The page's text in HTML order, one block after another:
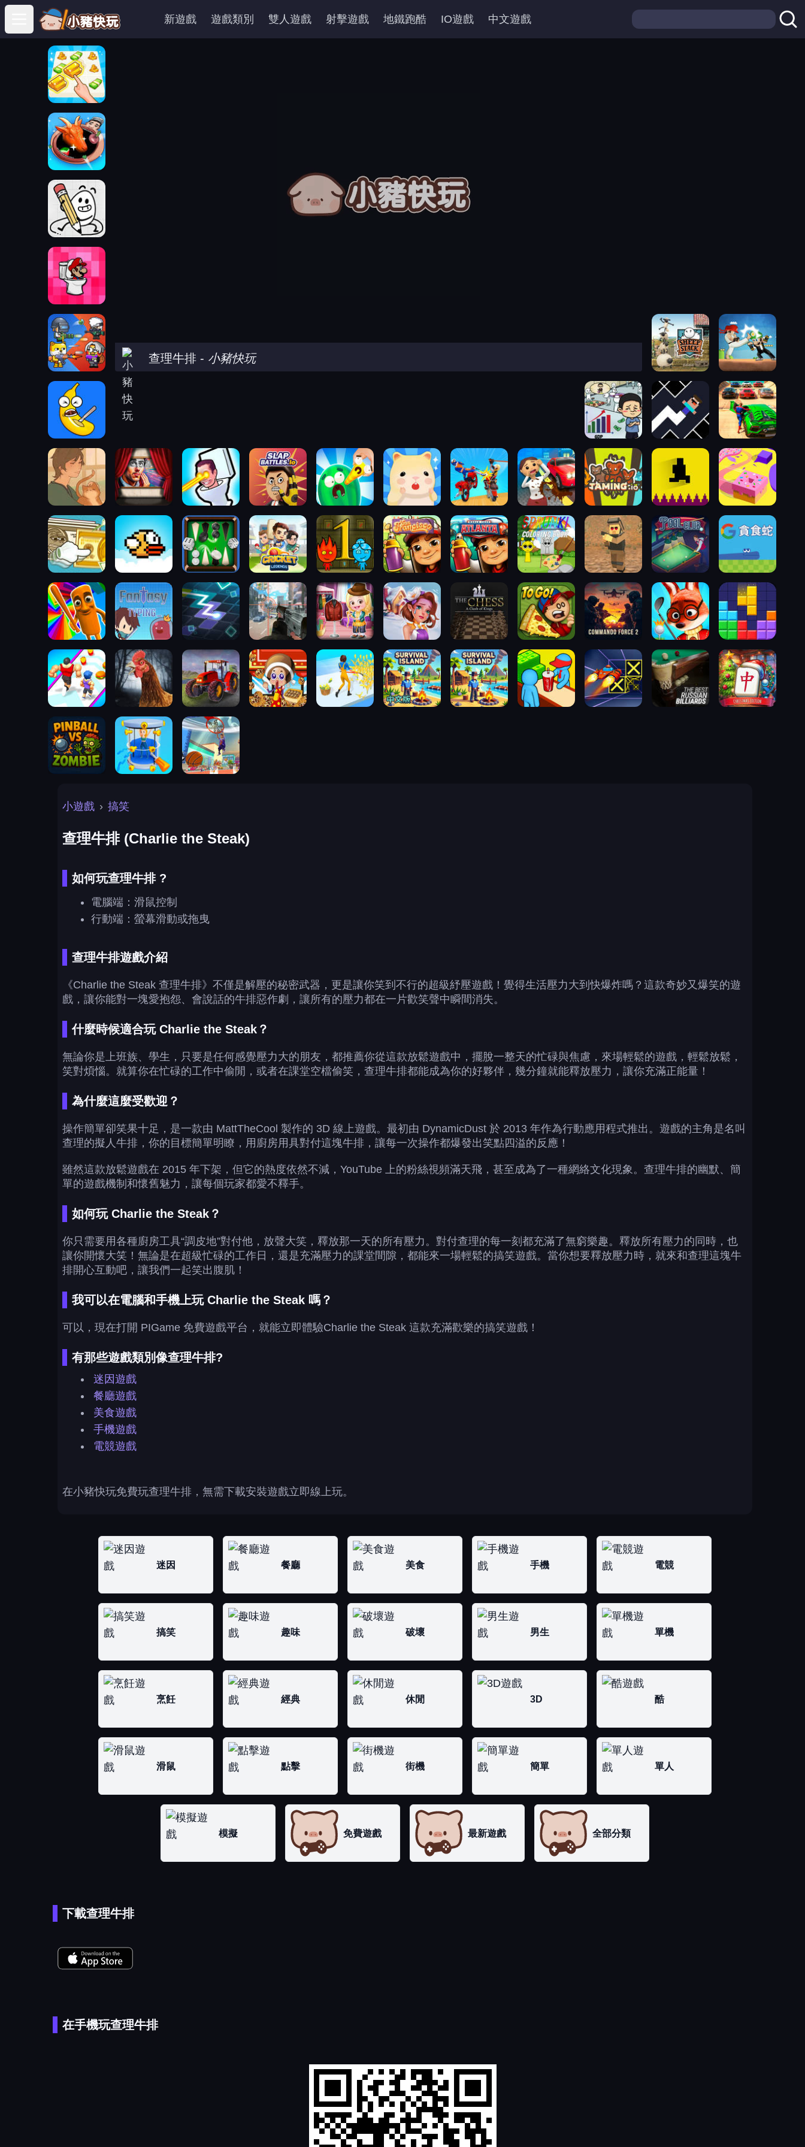
Open main menu
新遊戲 遊戲類別 雙人遊戲 射擊遊戲 地鐵跑酷 IO遊戲 中文遊戲
查理牛排 - 小豬快玩
小遊戲 › 搞笑
查理牛排 (Charlie the Steak)
如何玩查理牛排 ?
電腦端：滑鼠控制
行動端：螢幕滑動或拖曳
查理牛排遊戲介紹
《Charlie the Steak 查理牛排》不僅是解壓的秘密武器，更是讓你笑到不行的超級紓壓遊戲！覺得生活壓力大到快爆炸嗎？這款奇妙又爆笑的遊
戲，讓你能對一塊愛抱怨、會說話的牛排惡作劇，讓所有的壓力都在一片歡笑聲中瞬間消失。
什麼時候適合玩 Charlie the Steak？
無論你是上班族、學生，只要是任何感覺壓力大的朋友，都推薦你從這款放鬆遊戲中，擺脫一整天的忙碌與焦慮，來場輕鬆的遊戲，輕鬆放鬆，
笑對煩惱。就算你在忙碌的工作中偷閒，或者在課堂空檔偷笑，查理牛排都能成為你的好夥伴，幾分鐘就能釋放壓力，讓你充滿正能量！
為什麼這麼受歡迎？
操作簡單卻笑果十足，是一款由 MattTheCool 製作的 3D 線上遊戲。最初由 DynamicDust 於 2013 年作為行動應用程式推出。遊戲的主角是名叫
查理的擬人牛排，你的目標簡單明瞭，用廚房用具對付這塊牛排，讓每一次操作都爆發出笑點四溢的反應！
雖然這款放鬆遊戲在 2015 年下架，但它的熱度依然不減，YouTube 上的粉絲視頻滿天飛，甚至成為了一種網絡文化現象。查理牛排的幽默、簡
單的遊戲機制和懷舊魅力，讓每個玩家都愛不釋手。
如何玩 Charlie the Steak？
你只需要用各種廚房工具“調皮地”對付他，放聲大笑，釋放那一天的所有壓力。對付查理的每一刻都充滿了無窮樂趣。釋放所有壓力的同時，也
讓你開懷大笑！無論是在超級忙碌的工作日，還是充滿壓力的課堂間隙，都能來一場輕鬆的搞笑遊戲。當你想要釋放壓力時，就來和查理這塊牛
排開心互動吧，讓我們一起笑出腹肌！
我可以在電腦和手機上玩 Charlie the Steak 嗎？
可以，現在打開 PIGame 免費遊戲平台，就能立即體驗Charlie the Steak 這款充滿歡樂的搞笑遊戲！
有那些遊戲類別像查理牛排?
迷因遊戲
餐廳遊戲
美食遊戲
手機遊戲
電競遊戲
在小豬快玩免費玩查理牛排，無需下載安裝遊戲立即線上玩。
迷因 餐廳 美食 手機 電競
搞笑 趣味 破壞 男生 單機
烹飪 經典 休閒 3D 酷
滑鼠 點擊 街機 簡單 單人
模擬 免費遊戲 最新遊戲 全部分類
下載查理牛排
在手機玩查理牛排